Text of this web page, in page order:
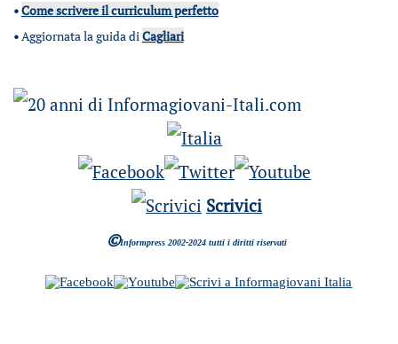
•Come scrivere il curriculum perfetto
•Aggiornata la guida diCagliari
Scrivici
©Informpress 2002-2024 tutti i diritti riservati